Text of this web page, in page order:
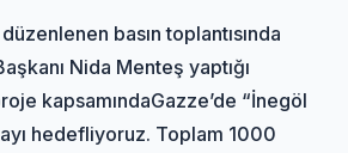
basın toplantısında
Nida Menteş yaptığı
kapsamındaGazze’de “İnegöl
hedefliyoruz. Toplam 1000